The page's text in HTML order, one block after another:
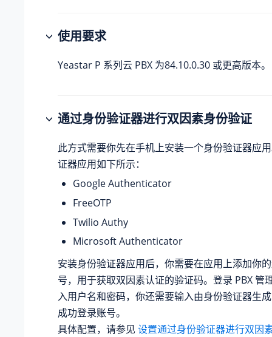
使用要求
Yeastar P 系列云 PBX 为84.10.0.30 或更高版本。
通过身份验证器进行双因素身份验证
此方式需要你先在手机上安装一个身份验证器应
证器应用如下所示：
Google Authenticator
FreeOTP
Twilio Authy
Microsoft Authenticator
安装身份验证器应用后，你需要在应用上添加你
号，用于获取双因素认证的验证码。登录 PBX 管
入用户名和密码，你还需要输入由身份验证器生
成功登录账号。
具体配置，请参见 设置通过身份验证器进行双因